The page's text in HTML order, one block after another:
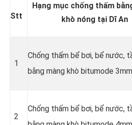
Stt
Hạng mục chống thấm
khò nóng tại Dĩ An
1
Chống thấm bể bơi, bể nước,
bằng màng khò bitumode 3mm
2
Chống thấm bể bơi, bể nước,